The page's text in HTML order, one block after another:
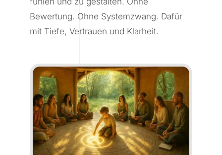
Bewertung. Ohne Systemzwang. Dafür
mit Tiefe, Vertrauen und Klarheit.